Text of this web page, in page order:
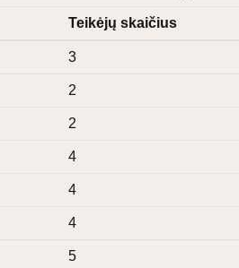
Teikėjų skaičius
3
2
2
4
4
4
5